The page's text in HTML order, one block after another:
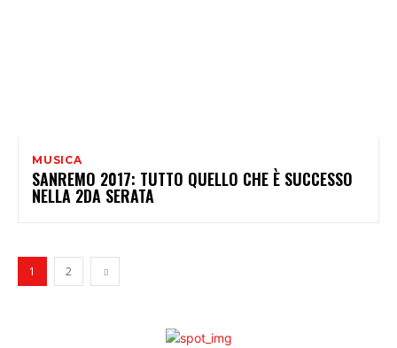
MUSICA
SANREMO 2017: TUTTO QUELLO CHE È SUCCESSO
NELLA 2DA SERATA
1 2